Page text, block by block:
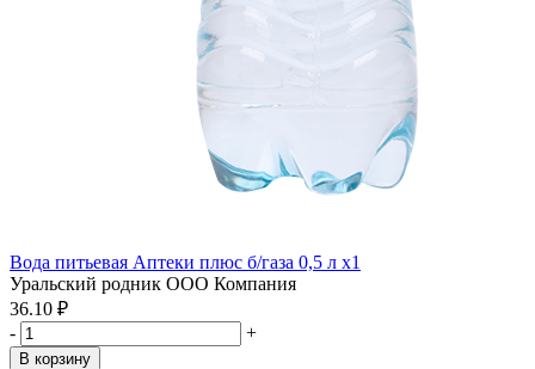
Вода питьевая Аптеки плюс б/газа 0,5 л x1
Уральский родник ООО Компания
36.10 ₽
-
+
В корзину